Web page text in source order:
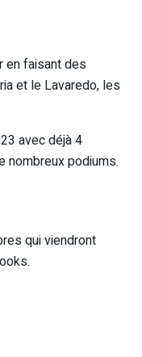
en faisant des
et le Lavaredo, les
avec déjà 4
nombreux podiums.
qui viendront